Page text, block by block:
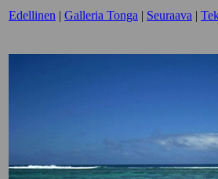
Edellinen | Galleria Tonga | Seuraava |